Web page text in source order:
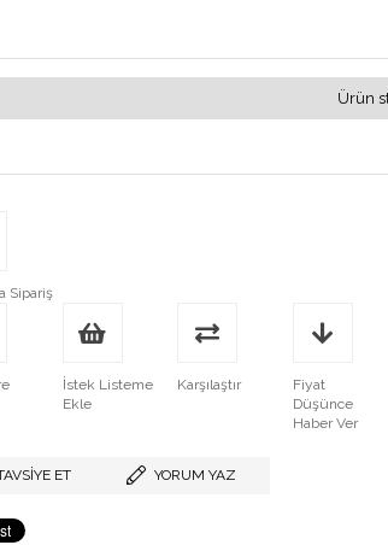
Ürün
Sipariş
İstek Listeme
Ekle
Karşılaştır
Fiyat
Düşünce
Haber Ver
ET YORUM YAZ